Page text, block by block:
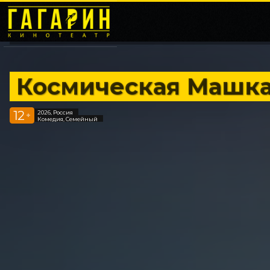
Космическая
12 +
2026, Россия
Комедия, Семейный